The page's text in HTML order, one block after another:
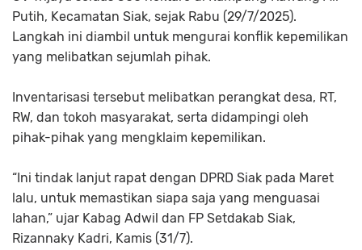
Putih, Kecamatan Siak, sejak Rabu (29/7/2025).
Langkah ini diambil untuk mengurai konflik kepemilikan
yang melibatkan sejumlah pihak.
Inventarisasi tersebut melibatkan perangkat desa, RT,
RW, dan tokoh masyarakat, serta didampingi oleh
pihak-pihak yang mengklaim kepemilikan.
“Ini tindak lanjut rapat dengan DPRD Siak pada Maret
lalu, untuk memastikan siapa saja yang menguasai
lahan,” ujar Kabag Adwil dan FP Setdakab Siak,
Rizannaky Kadri, Kamis (31/7).